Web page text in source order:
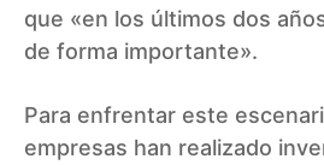
que «en los últimos dos
de forma importante».
Para enfrentar este
empresas han realizado